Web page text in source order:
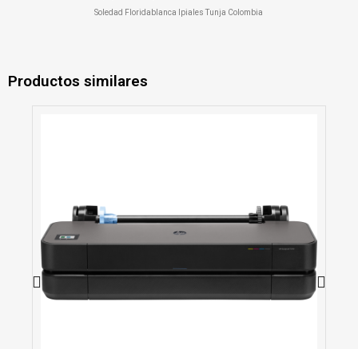
Soledad Floridablanca Ipiales Tunja Colombia
Productos similares